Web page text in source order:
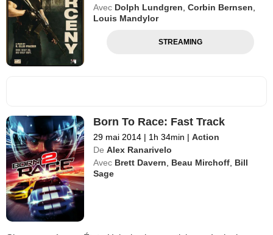
Avec Dolph Lundgren ,Corbin Bernsen
Louis Mandylor
STREAMING
Born To Race: Fast Track
29 mai 2014 | 1h 34min | Action
De Alex Ranarivelo
Avec Brett Davern Beau Mirchoff Bill
Sage